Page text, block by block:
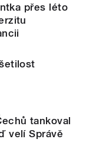
přes léto
tankoval
velí Správě